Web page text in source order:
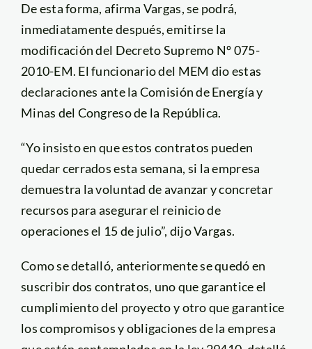
De esta forma, afirma Vargas, se podrá,
inmediatamente después, emitirse la
modificación del Decreto Supremo Nº 075-
2010-EM. El funcionario del MEM dio estas
declaraciones ante la Comisión de Energía y
Minas del Congreso de la República.
“Yo insisto en que estos contratos pueden
quedar cerrados esta semana, si la empresa
demuestra la voluntad de avanzar y concretar
recursos para asegurar el reinicio de
operaciones el 15 de julio”, dijo Vargas.
Como se detalló, anteriormente se quedó en
suscribir dos contratos, uno que garantice el
cumplimiento del proyecto y otro que garantice
los compromisos y obligaciones de la empresa